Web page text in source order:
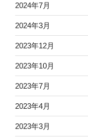
2024年7月
2024年3月
2023年12月
2023年10月
2023年7月
2023年4月
2023年3月